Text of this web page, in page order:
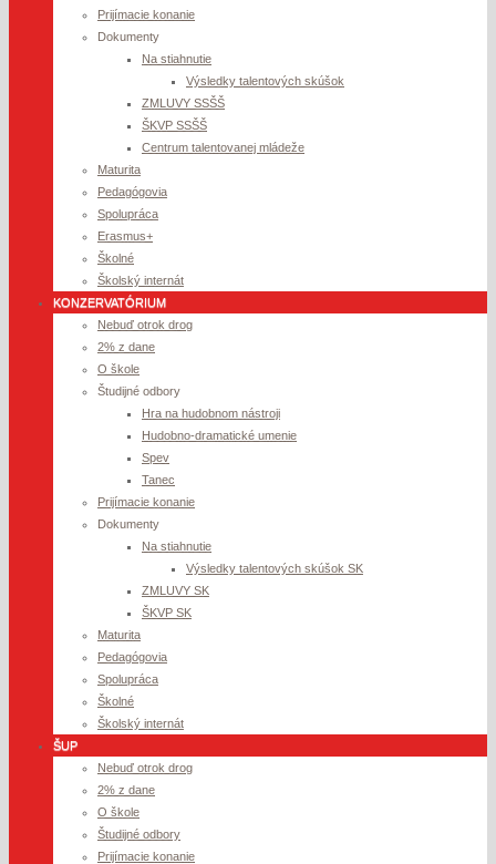
Prijímacie konanie
Dokumenty
Na stiahnutie
Výsledky talentových skúšok
ZMLUVY SSŠŠ
ŠKVP SSŠŠ
Centrum talentovanej mládeže
Maturita
Pedagógovia
Spolupráca
Erasmus+
Školné
Školský internát
KONZERVATÓRIUM
Nebuď otrok drog
2% z dane
O škole
Študijné odbory
Hra na hudobnom nástroji
Hudobno-dramatické umenie
Spev
Tanec
Prijímacie konanie
Dokumenty
Na stiahnutie
Výsledky talentových skúšok SK
ZMLUVY SK
ŠKVP SK
Maturita
Pedagógovia
Spolupráca
Školné
Školský internát
ŠUP
Nebuď otrok drog
2% z dane
O škole
Študijné odbory
Prijímacie konanie